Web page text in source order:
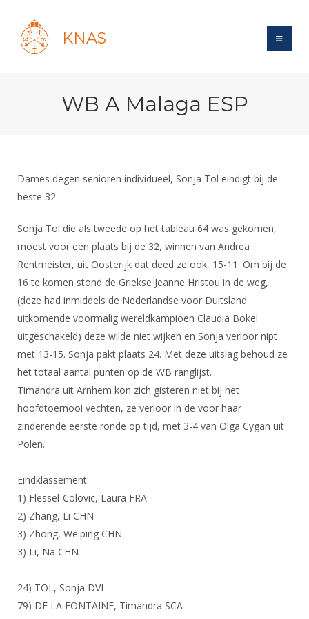
KNAS
Maandelijks archief
Evenement
Website
Gebruiksvoorwaarden
Handleiding
Historie
Lidmaatschap
Reglementen
Ledencijfers
Sponsors en Partners
Organisatie
Bestuur
Commissies
Ereleden
Leden van Verdiensten
Vacatures
Bondsbureau
Contact
Medewerkers
Samenwerking
Formulieren
Introductie
Veteranen
Lichtzwaardschermen
Wedstrijdsport
Ranglijsten
Inschrijven
Reglementen
Materiaal
Schermpaspoort
Wedstrijdkalender
KNAS Keurmerk
NK's
JEC
Wat is topsport
Nieuws
NK's
Oranje
DBT
FBT
SBT
Talentontwikkeling
Atletencommissie
Internationale aanmeldingen
Informatie
Voor de jeugd
Spreekbeurtpakket
Ouders en vereniging
Jeugdkampen
Brassardsysteem
Voor coaches en leraren
Nieuws
Nationale opleidingen
Internationale opleidingen
Leraar
Voor scheidsrechters
Nieuws
Scheidsrechterslijst
Scheidsrechter Documentatie
Forums
Forums
Schermforum
Nieuws
Zoek Vereniging
Contact
NK organiseren
WB A Malaga ESP
Dames degen senioren individueel, Sonja Tol eindigt bij de
beste 32
Sonja Tol die als tweede op het tableau 64 was gekomen,
moest voor een plaats bij de 32, winnen van Andrea
Rentmeister, uit Oosterijk dat deed ze ook, 15-11. Om bij de
16 te komen stond de Griekse Jeanne Hristou in de weg,
(deze had inmiddels de Nederlandse voor Duitsland
uitkomende voormalig wereldkampioen Claudia Bokel
uitgeschakeld) deze wilde niet wijken en Sonja verloor nipt
met 13-15. Sonja pakt plaats 24. Met deze uitslag behoud ze
het totaal aantal punten op de WB ranglijst.
Timandra uit Arnhem kon zich gisteren niet bij het
hoofdtoernooi vechten, ze verloor in de voor haar
zinderende eerste ronde op tijd, met 3-4 van Olga Cygan uit
Polen.
Eindklassement:
1) Flessel-Colovic, Laura FRA
2) Zhang, Li CHN
3) Zhong, Weiping CHN
3) Li, Na CHN
24) TOL, Sonja DVI
79) DE LA FONTAINE, Timandra SCA